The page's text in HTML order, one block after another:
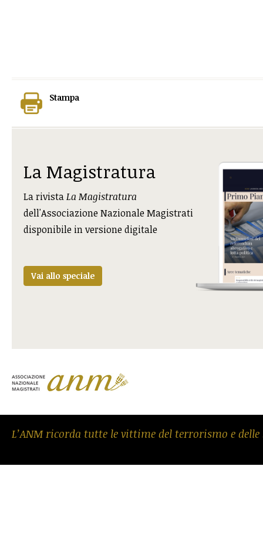
Stampa
La Magistratura
La rivistaLa Magistratura
dell'Associazione Nazionale Magistrati
disponibile in versione digitale
Vai allo speciale
L’ANM ricorda tutte le vittime del terrorismo e